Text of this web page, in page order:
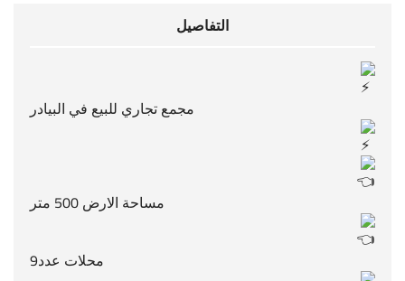
التفاصيل
مجمع تجاري للبيع في البيادر
مساحة الارض 500 متر
محلات عدد9